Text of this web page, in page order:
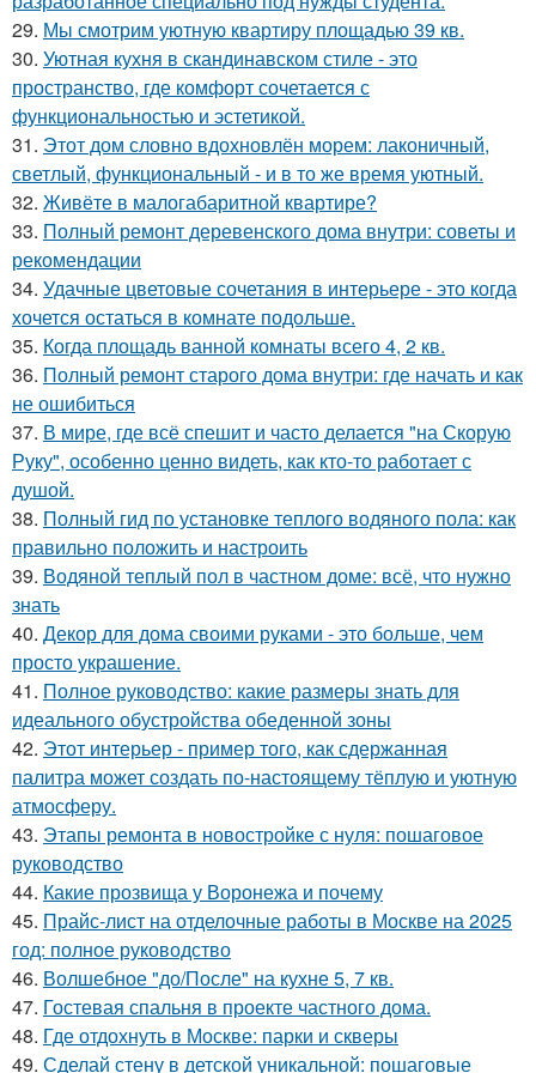
29. Мы смотрим уютную квартиру площадью 39 кв.
30. Уютная кухня в скандинавском стиле - это
пространство, где комфорт сочетается с
функциональностью и эстетикой.
31. Этот дом словно вдохновлён морем: лаконичный,
светлый, функциональный - и в то же время уютный.
32. Живёте в малогабаритной квартире?
33. Полный ремонт деревенского дома внутри: советы и
рекомендации
34. Удачные цветовые сочетания в интерьере - это когда
хочется остаться в комнате подольше.
35. Когда площадь ванной комнаты всего 4, 2 кв.
36. Полный ремонт старого дома внутри: где начать и как
не ошибиться
37. В мире, где всё спешит и часто делается "на Скорую
Руку", особенно ценно видеть, как кто-то работает с
душой.
38. Полный гид по установке теплого водяного пола: как
правильно положить и настроить
39. Водяной теплый пол в частном доме: всё, что нужно
знать
40. Декор для дома своими руками - это больше, чем
просто украшение.
41. Полное руководство: какие размеры знать для
идеального обустройства обеденной зоны
42. Этот интерьер - пример того, как сдержанная
палитра может создать по-настоящему тёплую и уютную
атмосферу.
43. Этапы ремонта в новостройке с нуля: пошаговое
руководство
44. Какие прозвища у Воронежа и почему
45. Прайс-лист на отделочные работы в Москве на 2025
год: полное руководство
46. Волшебное "до/После" на кухне 5, 7 кв.
47. Гостевая спальня в проекте частного дома.
48. Где отдохнуть в Москве: парки и скверы
49. Сделай стену в детской уникальной: пошаговые